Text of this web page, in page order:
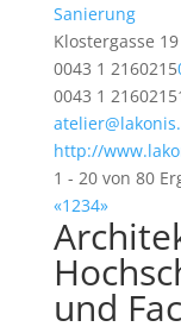
Sanierung
Klostergasse
0043 1 2160215
0043 1
http://
1 - 20 von 80
«1234»
und